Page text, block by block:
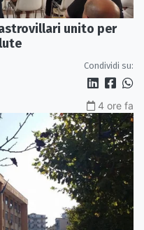
unito per
Condividi su:
4 ore fa